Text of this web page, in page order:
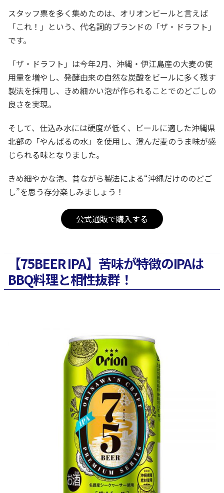
スタッフ票を多く集めたのは、オリオンビールと言えば
「これ！」という、代名詞的ブランドの「ザ・ドラフト」
です。
「ザ・ドラフト」は今年2月、沖縄・伊江島産の大麦の使
用量を増やし、発酵由来の自然な炭酸をビールに多く残す
製法を採用し、きめ細かい泡が作られることでのどごしの
良さを実現。
そして、仕込み水には硬度が低く、ビールに適した沖縄県
北部の「やんばるの水」を使用し、澄んだ麦のうま味が感
じられる味となりました。
きめ細やかな泡、昔ながら製法による“沖縄だけののどご
し”を思う存分楽しみましょう！
公式通販で購入する
【75BEER IPA】苦味が特徴のIPAは
BBQ料理と相性抜群！